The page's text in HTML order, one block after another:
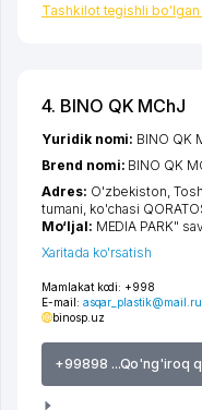
Tashkilot tegishli bo'lgan
4. BINO QK MChJ
Mamlakat kodi: +998
E-mail: asqar_plastik@mail.ru
binosp.uz
+99898 ...Qo'ng'iroq
Yuridik nomi: BINO QK
Brend nomi: BINO QK
Adres: O'zbekiston,
tumani ko'chasi
Mo‘ljal: MEDIA PARK"
Xaritada ko'rsatish